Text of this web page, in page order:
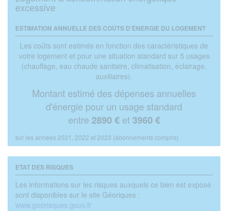
excessive
ESTIMATION ANNUELLE DES COÛTS D'ÉNERGIE DU LOGEMENT
Les coûts sont estimés en fonction des caractéristiques de
votre logement et pour une situation standard sur 5 usages
(chauffage, eau chaude sanitaire, climatisation, éclairage,
auxiliaires).
Montant estimé des dépenses annuelles
d'énergie pour un usage standard
entre 2890 €et 3960 €
sur les années 2021, 2022 et 2023 (abonnements compris)
ETAT DES RISQUES
Les informations sur les risques auxquels ce bien est exposé
sont disponibles sur le site Géoriques :
www.georisques.gouv.fr